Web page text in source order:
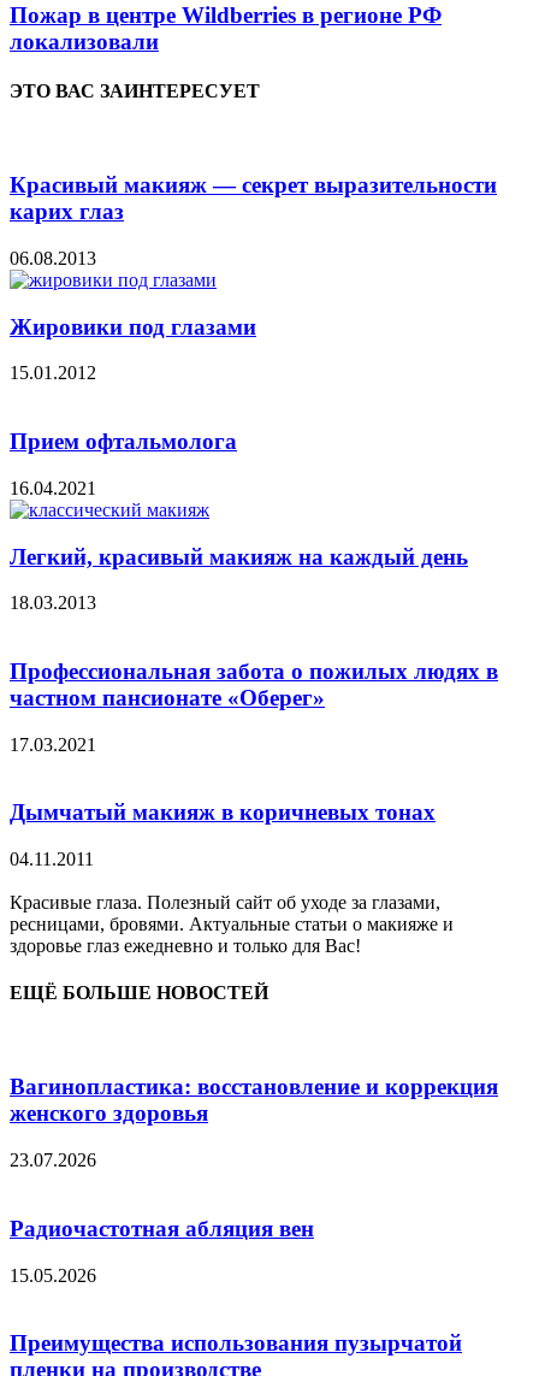
Пожар в центре Wildberries в регионе РФ
локализовали
ЭТО ВАС ЗАИНТЕРЕСУЕТ
Красивый макияж — секрет выразительности
карих глаз
06.08.2013
Жировики под глазами
15.01.2012
Прием офтальмолога
16.04.2021
Легкий, красивый макияж на каждый день
18.03.2013
Профессиональная забота о пожилых людях в
частном пансионате «Оберег»
17.03.2021
Дымчатый макияж в коричневых тонах
04.11.2011
Красивые глаза. Полезный сайт об уходе за глазами,
ресницами, бровями. Актуальные статьи о макияже и
здоровье глаз ежедневно и только для Вас!
ЕЩЁ БОЛЬШЕ НОВОСТЕЙ
Вагинопластика: восстановление и коррекция
женского здоровья
23.07.2026
Радиочастотная абляция вен
15.05.2026
Преимущества использования пузырчатой
пленки на производстве